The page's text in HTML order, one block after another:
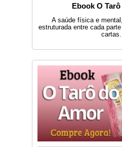
Ebook O
A saúde física e
estruturada entre cada